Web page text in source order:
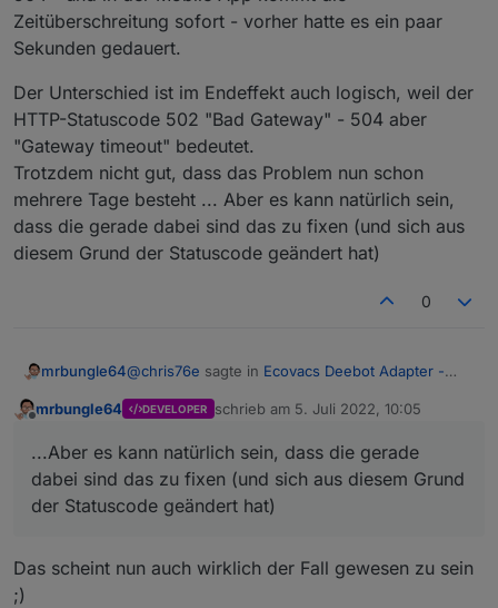
Zeitüberschreitung sofort - vorher hatte es ein paar
Sekunden gedauert.
Der Unterschied ist im Endeffekt auch logisch, weil der
HTTP-Statuscode 502 "Bad Gateway" - 504 aber
"Gateway timeout" bedeutet.
Trotzdem nicht gut, dass das Problem nun schon
mehrere Tage besteht ... Aber es kann natürlich sein,
dass die gerade dabei sind das zu fixen (und sich aus
diesem Grund der Statuscode geändert hat)
0
mrbungle64@chris76e sagte in Ecovacs Deebot Adapter -
901.
Danke für die Rückmeldung
Inzwischen bekomme ich den Statuscode 502
Zeitüberschreitung sofort - vorher hatte es ein
paar Sekunden gedauert.
Der Unterschied ist im Endeffekt auch logisch,
weil der HTTP-Statuscode 502 "Bad Gateway" -
mrbungle64 DEVELOPER schrieb am 5. Juli 2022, 10:05
zuletzt editiert von
...Aber es kann natürlich sein, dass die gerade
dabei sind das zu fixen (und sich aus diesem Grund
der Statuscode geändert hat)
Das scheint nun auch wirklich der Fall gewesen zu sein
;)